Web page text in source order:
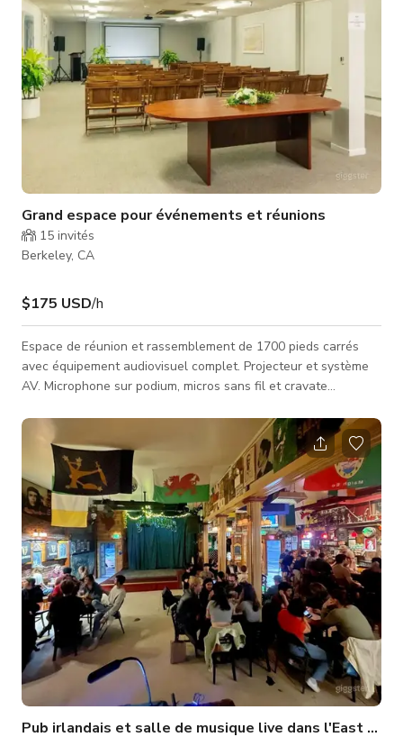
Grand espace pour événements et réunions
15 invités
Berkeley, CA
$175 USD/h
Espace de réunion et rassemblement de 1700 pieds carrés
avec équipement audiovisuel complet. Projecteur et système
AV. Microphone sur podium, micros sans fil et cravate
collations et boissons. Situé au sous-sol d'un bâtiment de 35
000 pieds carrés au cœur du centre-ville de Berkeley.
Pub irlandais et salle de musique live dans l'East Bay